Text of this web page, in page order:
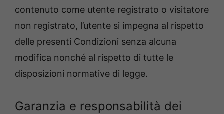
contenuto come utente registrato o visitatore
non registrato, l’utente si impegna al rispetto
delle presenti Condizioni senza alcuna
modifica nonché al rispetto di tutte le
disposizioni normative di legge.
Garanzia e responsabilità dei